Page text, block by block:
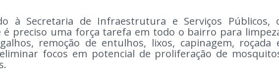
à Secretaria de Infraestrutura e Serviços Públicos,
é preciso uma força tarefa em todo o bairro para
remoção de entulhos, lixos, capinagem, roçada
focos em potencial de proliferação de